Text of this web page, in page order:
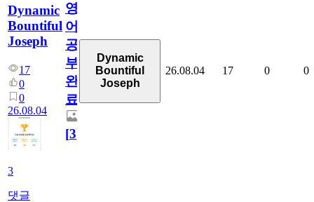
Dynamic
Bountiful
Joseph
17
0
0
26.08.04
3
댓글
영
어
공
부
완
료
[3]
Dynamic
Bountiful
Joseph
26.08.04 17 0 0